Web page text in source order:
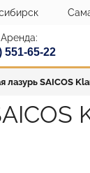
551-65-22
лазурь SAICOS